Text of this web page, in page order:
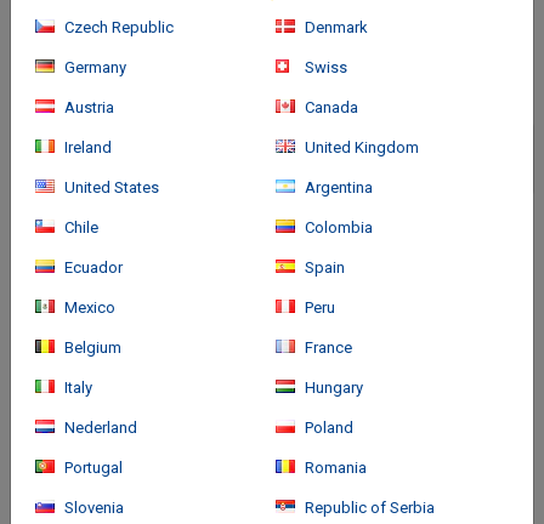
Cómo llegar
you'll be a 4-minute walk from Bocagrande Beach and within a 5-
minute drive of Clock Tower. This hotel is 2 mi (3.2 km) from
Czech Republic Denmark
Germany Swiss
Austria Canada
Ireland United Kingdom
United States Argentina
Chile Colombia
Ecuador Spain
Mexico Peru
Belgium France
Italy Hungary
Nederland Poland
Portugal Romania
Slovenia Republic of Serbia